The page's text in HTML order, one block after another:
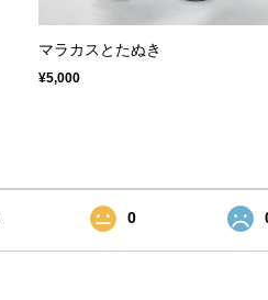
マラカスとたぬき
¥5,000
0